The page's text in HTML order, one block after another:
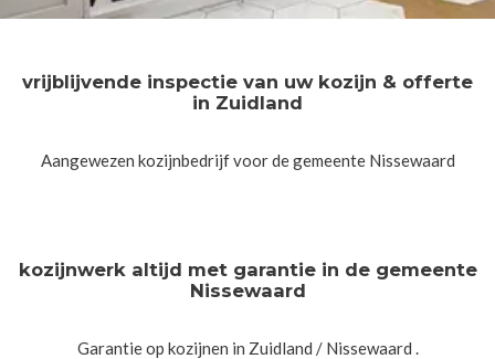
vrijblijvende inspectie van uw kozijn & offerte
in Zuidland
Aangewezen kozijnbedrijf voor de gemeente Nissewaard
kozijnwerk altijd met garantie in de gemeente
Nissewaard
Garantie op kozijnen in Zuidland / Nissewaard .